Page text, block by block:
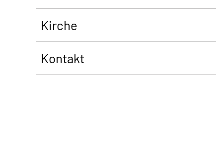
Kirche
Kontakt